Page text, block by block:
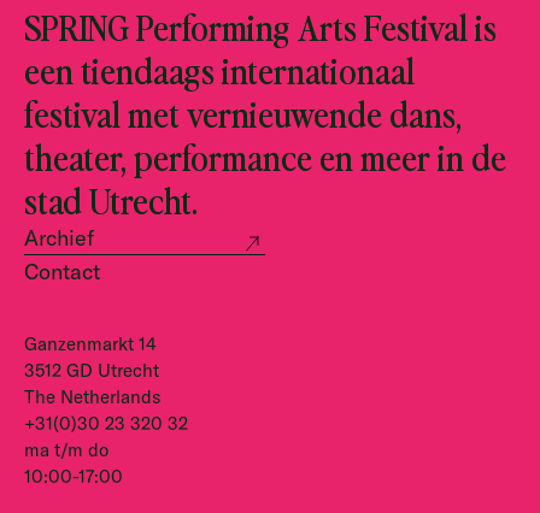
SPRING Performing Arts Festival is
een tiendaags internationaal
festival met vernieuwende dans,
theater, performance en meer in de
stad Utrecht.
Archief
Contact
Ganzenmarkt 14
3512 GD Utrecht
The Netherlands
+31(0)30 23 320 32
ma t/m do
10:00-17:00